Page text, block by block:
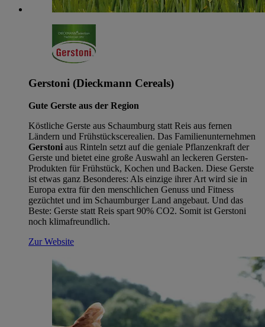
Gerstoni (Dieckmann Cereals)
Gute Gerste aus der Region
Köstliche Gerste aus Schaumburg statt Reis aus fernen
Ländern und Frühstückscerealien. Das Familienunternehmen
Gerstoni aus Rinteln setzt auf die geniale Pflanzenkraft der
Gerste und bietet eine große Auswahl an leckeren Gersten-
Produkten für Frühstück, Kochen und Backen. Diese Gerste
ist etwas ganz Besonderes: Als einzige ihrer Art wird sie in
Europa extra für den menschlichen Genuss und Fitness
gezüchtet und im Schaumburger Land angebaut. Und das
Beste: Gerste statt Reis spart 90% CO2. Somit ist Gerstoni
noch klimafreundlich.
Zur Website